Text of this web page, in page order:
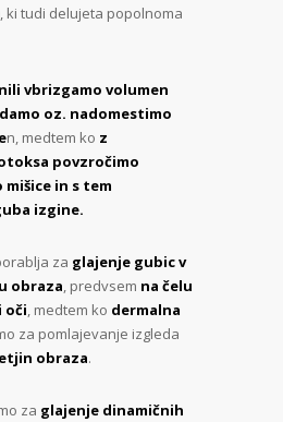
ki tudi delujeta popolnoma
vbrizgamo volumen
oz. nadomestimo
n, medtem ko z
povzročimo
in s tem
izgine.
za glajenje gubic v
obraza, predvsem na čelu
oči, medtem ko dermalna
za pomlajevanje izgleda
obraza.
za glajenje dinamičnih